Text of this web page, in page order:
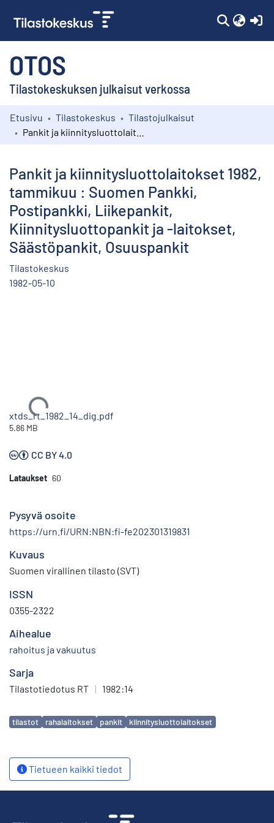
OTOS
Tilastokeskuksen julkaisut verkossa
Kokoelmat
Etusivu Tilastokeskus
Tilastojulkaisut
Pankit ja kiinnitysluottolaitokset 1982,
tammikuu : Suomen Pankki,
Postipankki, Liikepankit,
Kiinnitysluottopankit ja -laitokset,
Säästöpankit, Osuuspankit
Tilastokeskus
1982-05-10
Ladataan...
xtds_rt_1982_14_dig.pdf
5.86 MB
CC BY 4.0
Lataukset 60
Pysyvä osoite
https://urn.fi/URN:NBN:fi-fe202301319831
Kuvaus
Suomen virallinen tilasto (SVT)
ISSN
0355-2322
Aihealue
rahoitus ja vakuutus
Sarja
Tilastotiedotus RT | 1982:14
Avainsanat
tilastot rahalaitokset pankit kiinnitysluottolaitokset
Tietueen kaikki tiedot